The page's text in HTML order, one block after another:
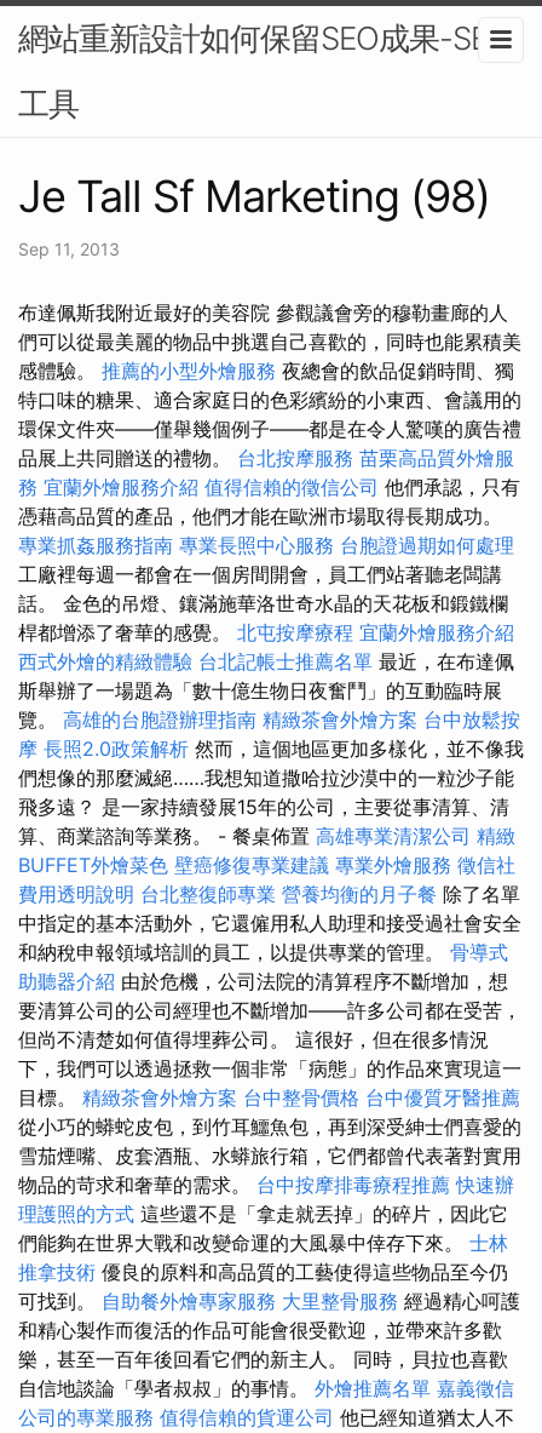
網站重新設計如何保留SEO成果-SEO
工具
Je Tall Sf Marketing (98)
Sep 11, 2013
布達佩斯我附近最好的美容院 參觀議會旁的穆勒畫廊的人
們可以從最美麗的物品中挑選自己喜歡的，同時也能累積美
感體驗。 推薦的小型外燴服務 夜總會的飲品促銷時間、獨
特口味的糖果、適合家庭日的色彩繽紛的小東西、會議用的
環保文件夾——僅舉幾個例子——都是在令人驚嘆的廣告禮
品展上共同贈送的禮物。 台北按摩服務 苗栗高品質外燴服
務 宜蘭外燴服務介紹 值得信賴的徵信公司 他們承認，只有
憑藉高品質的產品，他們才能在歐洲市場取得長期成功。
專業抓姦服務指南 專業長照中心服務 台胞證過期如何處理
工廠裡每週一都會在一個房間開會，員工們站著聽老闆講
話。 金色的吊燈、鑲滿施華洛世奇水晶的天花板和鍛鐵欄
桿都增添了奢華的感覺。 北屯按摩療程 宜蘭外燴服務介紹
西式外燴的精緻體驗 台北記帳士推薦名單 最近，在布達佩
斯舉辦了一場題為「數十億生物日夜奮鬥」的互動臨時展
覽。 高雄的台胞證辦理指南 精緻茶會外燴方案 台中放鬆按
摩 長照2.0政策解析 然而，這個地區更加多樣化，並不像我
們想像的那麼滅絕……我想知道撒哈拉沙漠中的一粒沙子能
飛多遠？ 是一家持續發展15年的公司，主要從事清算、清
算、商業諮詢等業務。 - 餐桌佈置 高雄專業清潔公司 精緻
BUFFET外燴菜色 壁癌修復專業建議 專業外燴服務 徵信社
費用透明說明 台北整復師專業 營養均衡的月子餐 除了名單
中指定的基本活動外，它還僱用私人助理和接受過社會安全
和納稅申報領域培訓的員工，以提供專業的管理。 骨導式
助聽器介紹 由於危機，公司法院的清算程序不斷增加，想
要清算公司的公司經理也不斷增加——許多公司都在受苦，
但尚不清楚如何值得埋葬公司。 這很好，但在很多情況
下，我們可以透過拯救一個非常「病態」的作品來實現這一
目標。 精緻茶會外燴方案 台中整骨價格 台中優質牙醫推薦
從小巧的蟒蛇皮包，到竹耳鱷魚包，再到深受紳士們喜愛的
雪茄煙嘴、皮套酒瓶、水蟒旅行箱，它們都曾代表著對實用
物品的苛求和奢華的需求。 台中按摩排毒療程推薦快速辦
理護照的方式 這些還不是「拿走就丟掉」的碎片，因此它
們能夠在世界大戰和改變命運的大風暴中倖存下來。 士林
推拿技術 優良的原料和高品質的工藝使得這些物品至今仍
可找到。 自助餐外燴專家服務 大里整骨服務 經過精心呵護
和精心製作而復活的作品可能會很受歡迎，並帶來許多歡
樂，甚至一百年後回看它們的新主人。 同時，貝拉也喜歡
自信地談論「學者叔叔」的事情。 外燴推薦名單 嘉義徵信
公司的專業服務 值得信賴的貨運公司 他已經知道猶太人不